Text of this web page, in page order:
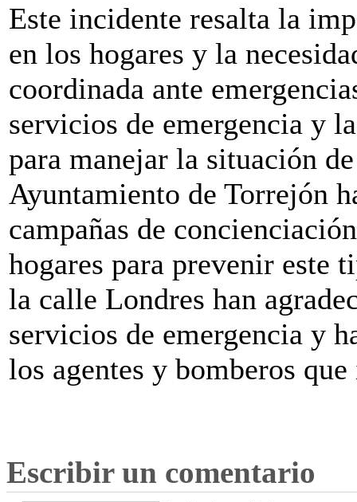
Este incidente resalta la
en los hogares y la
coordinada ante
servicios de emergencia y
para manejar la situación
Ayuntamiento de Torrejón
campañas de
hogares para prevenir este
la calle Londres han
servicios de emergencia y
los agentes y bomberos
Escribir un comentario